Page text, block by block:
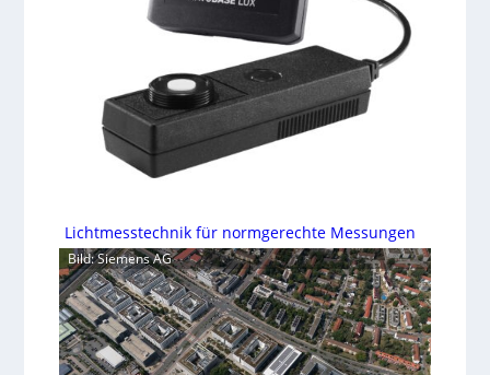
Lichtmesstechnik für normgerechte Messungen
Bild: Siemens AG